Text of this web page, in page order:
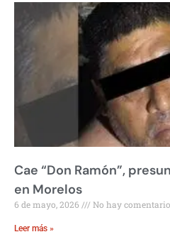
Cae “Don Ramón”,
en Morelos
6 de mayo, 2026 No hay
Leer más »